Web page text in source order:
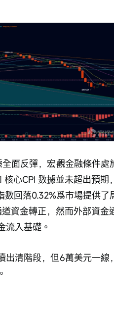
面反彈，宏觀金融條件處
核心CPI 數據並未超出預
回落0.32%爲市場提供
資金轉正，然而外部資金
流入基礎。
出清階段，但6萬美元一線